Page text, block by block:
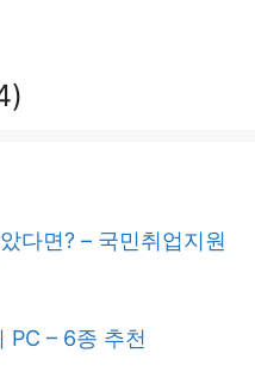
다면? – 국민취업지원
PC – 6종 추천